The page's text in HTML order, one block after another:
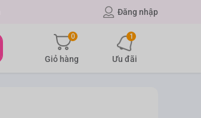
Đăng nhập
0
Giỏ hàng
1
Ưu đãi